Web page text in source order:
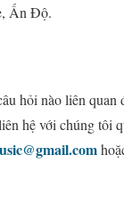
Ấn Độ.
hỏi nào liên quan
hệ với chúng tôi